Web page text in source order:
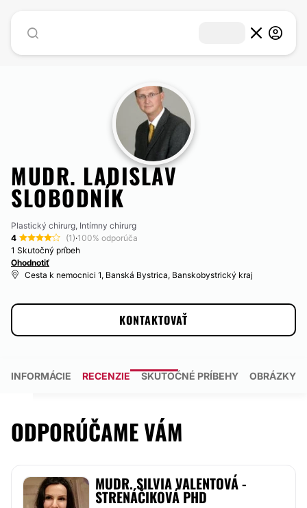
MUDR. LADISLAV
SLOBODNÍK
Plastický chirurg, Intímny chirurg
4
(1)·100% odporúča
1 Skutočný príbeh
Ohodnotiť
Cesta k nemocnici 1, Banská Bystrica, Banskobystrický kraj
KONTAKTOVAŤ
INFORMÁCIE RECENZIE SKUTOČNÉ PRÍBEHY OBRÁZKY
ODPORÚČAME VÁM
MUDR. SILVIA VALENTOVÁ -
STRENÁČIKOVÁ PHD